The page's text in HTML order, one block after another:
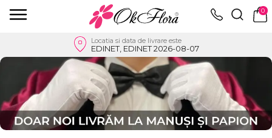
0
Locatia si data de livrare este
EDINET, EDINET 2026-08-07